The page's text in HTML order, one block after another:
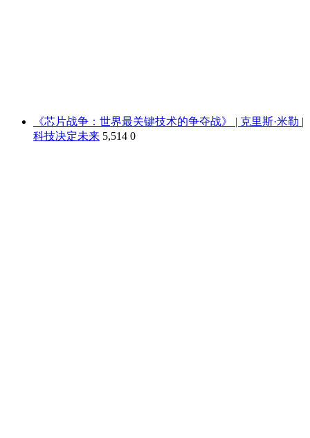
《芯片战争：世界最关键技术的争夺战》 | 克里斯·米勒 |
科技决定未来 5,514 0